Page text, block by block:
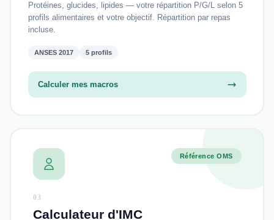
Protéines, glucides, lipides — votre répartition P/G/L selon 5
profils alimentaires et votre objectif. Répartition par repas
incluse.
ANSES 2017 5 profils
Calculer mes macros
Référence OMS
03
Calculateur d'IMC